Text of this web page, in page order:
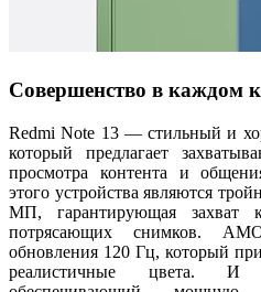
Совершенство в каждом
Redmi Note 13 — стильный и
который предлагает
просмотра контента и
этого устройства являются
МП, гарантирующая захват
потрясающих снимков.
обновления 120 Гц, который
реалистичные цвета. И